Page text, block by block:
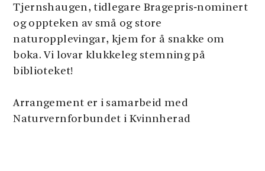
Tjernshaugen, tidlegare Bragepris‑nominert
og oppteken av små og store
naturopplevingar, kjem for å snakke om
boka. Vi lovar klukkeleg stemning på
biblioteket!
Arrangement er i samarbeid med
Naturvernforbundet i Kvinnherad